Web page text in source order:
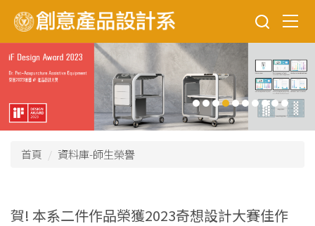
到
主
要
內
區
首頁 資料庫-師生榮譽
賀! 本系二件作品榮獲2023奇想設計大賽佳作